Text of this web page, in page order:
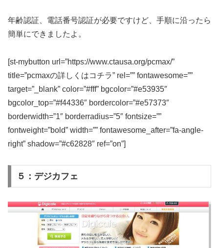
年齢認証、電話番号認証が必要ですけど、手順に沿ったら
簡単にできましたよ。
[st-mybutton url=”https://www.ctausa.org/pcmax/”
title=”pcmaxの詳しくはコチラ” rel=”” fontawesome=””
target=”_blank” color=”#fff” bgcolor=”#e53935″
bgcolor_top=”#f44336″ bordercolor=”#e57373″
borderwidth=”1″ borderradius=”5″ fontsize=””
fontweight=”bold” width=”” fontawesome_after=”fa-angle-
right” shadow=”#c62828″ ref=”on”]
５：デジカフェ